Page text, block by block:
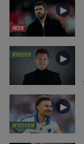
MEDIE
►
NYHEDER ►
INTERVIEW
►